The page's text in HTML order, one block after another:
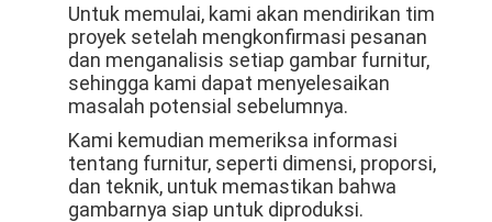
Untuk memulai, kami akan mendirikan tim
proyek setelah mengkonfirmasi pesanan
dan menganalisis setiap gambar furnitur,
sehingga kami dapat menyelesaikan
masalah potensial sebelumnya.
Kami kemudian memeriksa informasi
tentang furnitur, seperti dimensi, proporsi,
dan teknik, untuk memastikan bahwa
gambarnya siap untuk diproduksi.